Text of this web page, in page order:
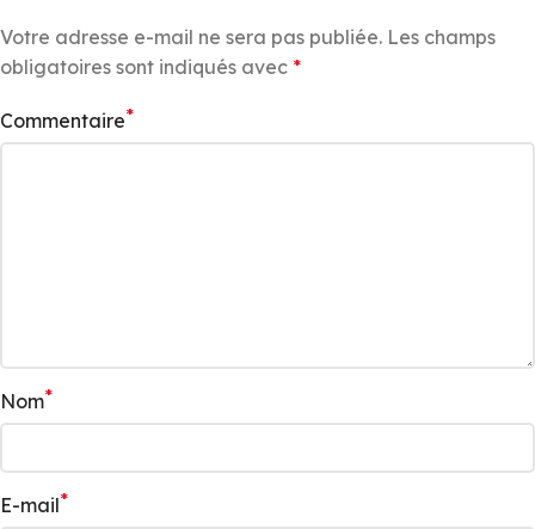
Votre adresse e-mail ne sera pas publiée. Les champs
obligatoires sont indiqués avec *
Commentaire*
Nom*
E-mail*